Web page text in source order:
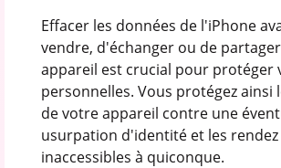
Effacer les données de l'iPhone
vendre, d'échanger ou de
appareil est crucial pour protéger
personnelles. Vous protégez ainsi
de votre appareil contre une
usurpation d'identité et les rendez
inaccessibles à quiconque.